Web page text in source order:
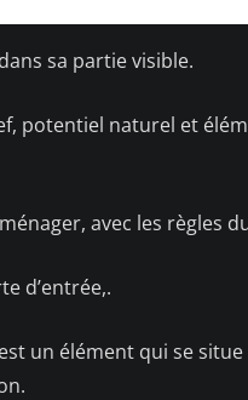
sa partie visible.
potentiel naturel et
avec les règles
d’entrée,.
un élément qui se